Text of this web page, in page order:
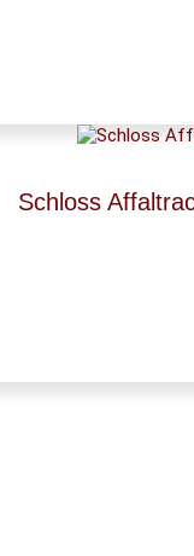
Schloss